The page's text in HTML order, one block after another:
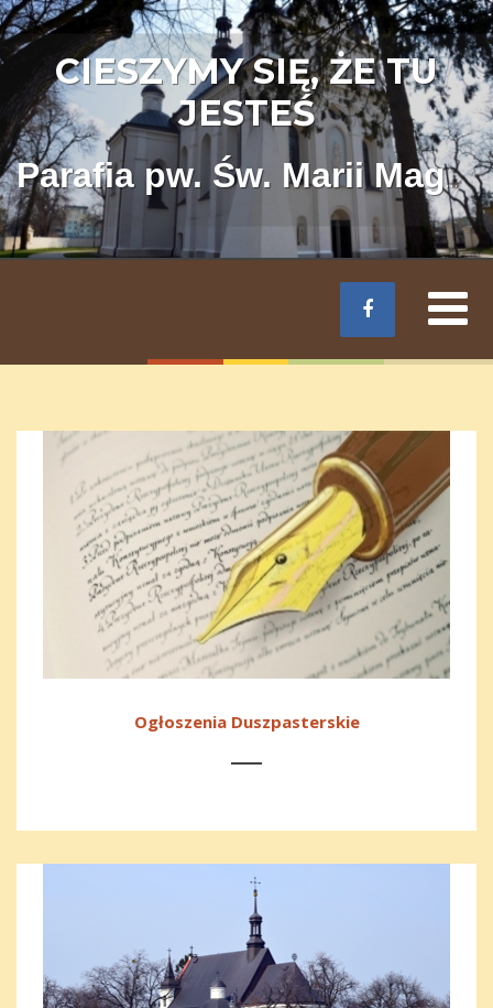
CIESZYMY SIĘ, ŻE TU
JESTEŚ
Parafia pw. Św. Marii Magdaleny w Łęcznej
Ogłoszenia Duszpasterskie